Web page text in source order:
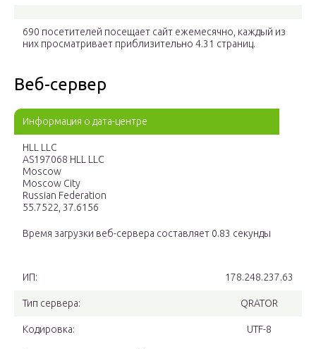
690 посетителей посещает сайт ежемесячно, каждый из
них просматривает приблизительно 4.31 страниц.
Веб-сервер
Информация о дата-центре
Время загрузки веб-сервера составляет 0.83 секунды
HLL LLC
AS197068 HLL LLC
Moscow
Moscow City
Russian Federation
55.7522, 37.6156
ИП: 178.248.237.63
Тип сервера: QRATOR
Кодировка: UTF-8